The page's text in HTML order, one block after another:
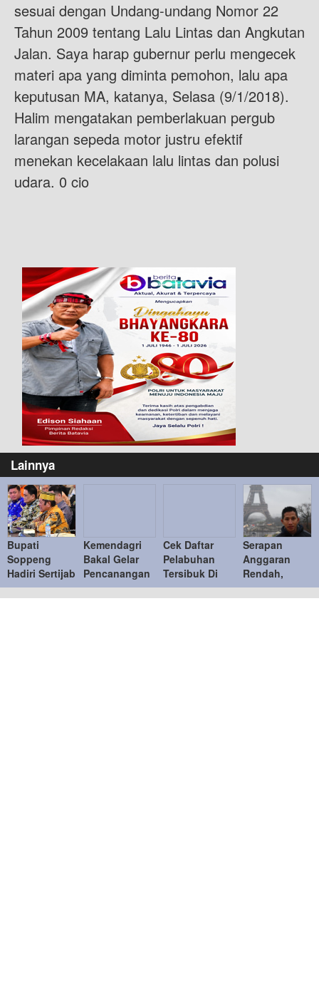
sesuai dengan Undang-undang Nomor 22
Tahun 2009 tentang Lalu Lintas dan Angkutan
Jalan. Saya harap gubernur perlu mengecek
materi apa yang diminta pemohon, lalu apa
keputusan MA, katanya, Selasa (9/1/2018).
Halim mengatakan pemberlakuan pergub
larangan sepeda motor justru efektif
menekan kecelakaan lalu lintas dan polusi
udara. 0 cio
Lainnya
Bupati
Soppeng
Hadiri Sertijab
Pj Gubernur
Sulsel
Kemendagri
Bakal Gelar
Pencanangan
Gerakan
Pembagian 10
Cek Daftar
Pelabuhan
Tersibuk Di
Aceh
Serapan
Anggaran
Rendah,
Berdampak
Kinerja